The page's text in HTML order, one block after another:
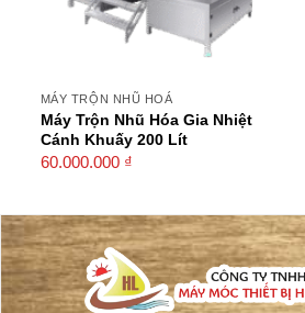
MÁY TRỘN NHŨ HOÁ
Máy Trộn Nhũ Hóa Gia Nhiệt
Cánh Khuấy 200 Lít
60.000.000 ₫